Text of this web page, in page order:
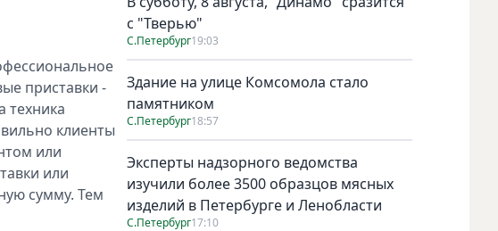
приставки -
техника
клиенты
или
или
сумму. Тем
с "Тверью"
С.Петербург19:03
Здание на улице Комсомола стало
памятником
С.Петербург18:57
Эксперты надзорного ведомства
изучили более 3500 образцов мясных
изделий в Петербурге и Ленобласти
С.Петербург17:10